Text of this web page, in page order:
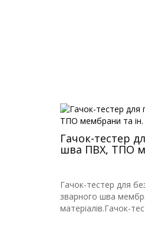
Гачок-тестер
шва ПВХ, ТПО
Гачок-тестер для
зварного шва
матеріалів.Гачок-